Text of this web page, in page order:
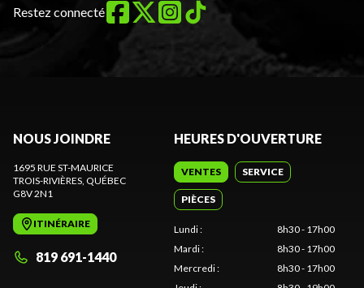
Restez connecté
NOUS JOINDRE
1695 RUE ST-MAURICE
TROIS-RIVIÈRES, QUÉBEC
G8V 2N1
ITINÉRAIRE
819 691-1440
HEURES D'OUVERTURE
VENTES SERVICE
PIÈCES
Lundi:
8h30 - 17h00
Mardi:
8h30 - 17h00
Mercredi:
8h30 - 17h00